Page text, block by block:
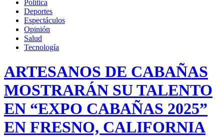
Política
Deportes
Espectáculos
Opinión
Salud
Tecnología
ARTESANOS DE CABAÑAS
MOSTRARÁN SU TALENTO
EN “EXPO CABAÑAS 2025”
EN FRESNO, CALIFORNIA